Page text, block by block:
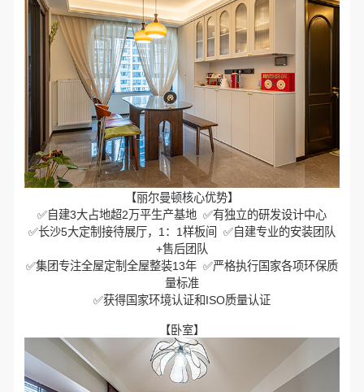
【丽尔曼顿核心优势】
✅自建3大占地超2万平生产基地 ✅有独立的研发设计中心
✅长沙5大定制接待展厅，1：1样板间 ✅自建专业的安装团队
+售后团队
✅集团专注全屋定制全屋整装13年 ✅严格执行国家各项环保质
量标准
✅获得国家环境认证和ISO质量认证
【卧室】